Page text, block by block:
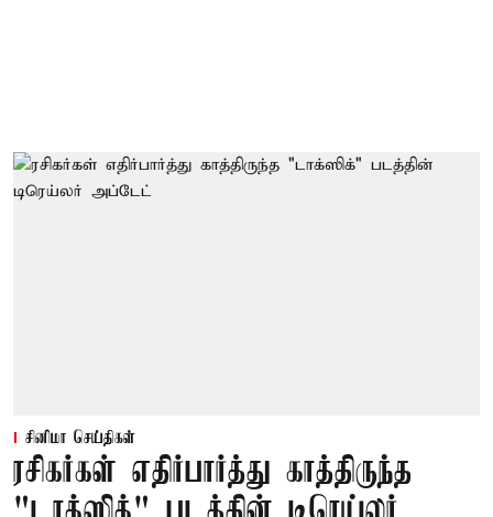
சினிமா செய்திகள்
ரசிகர்கள் எதிர்பார்த்து காத்திருந்த